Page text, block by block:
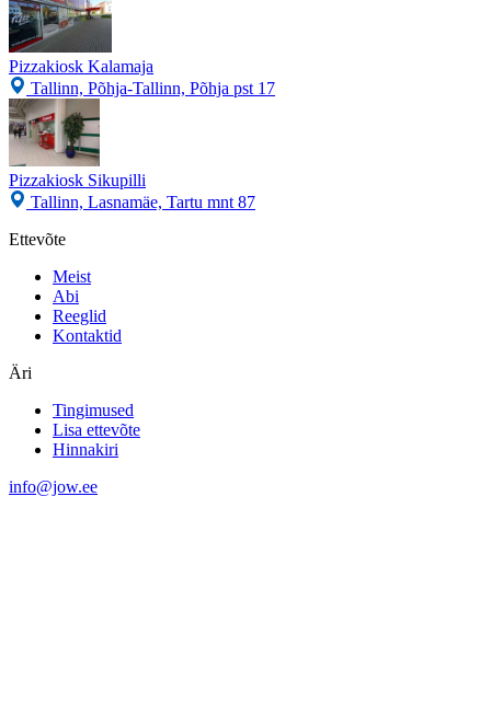
Pizzakiosk Kalamaja
Tallinn, Põhja-Tallinn, Põhja pst 17
Pizzakiosk Sikupilli
Tallinn, Lasnamäe, Tartu mnt 87
Ettevõte
Meist
Abi
Reeglid
Kontaktid
Äri
Tingimused
Lisa ettevõte
Hinnakiri
info@jow.ee